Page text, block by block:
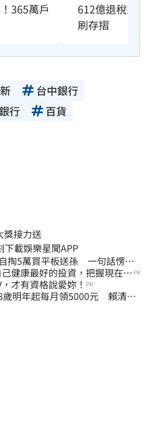
365萬戶
612億退稅來
刷存摺
台中銀行
行 百貨
接力送
明星動態 即刻下載娛樂星聞APP
掏5萬買平板送孫 一句話愣原
健康最好的投資，把握現在不 PR
才有資格說愛妳！ PR
歲明年起每月領5000元 賴清